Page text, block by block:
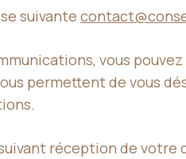
suivante
vous
permettent de vous
réception de